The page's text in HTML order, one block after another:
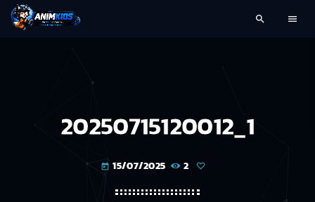
search menu
20250715120012_1
today 15/07/2025 2